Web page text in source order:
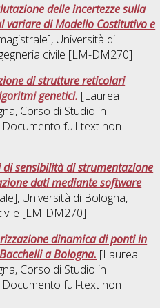
delle incertezze sulla
variare di Modello Costitutivo e
Università di
civile [LM-DM270]
di strutture reticolari
genetici. [Laurea
Corso di Studio in
Documento full-text non
di sensibilità di strumentazione
dati mediante software
Università di Bologna,
[LM-DM270]
dinamica di ponti in
a Bologna. [Laurea
Corso di Studio in
Documento full-text non